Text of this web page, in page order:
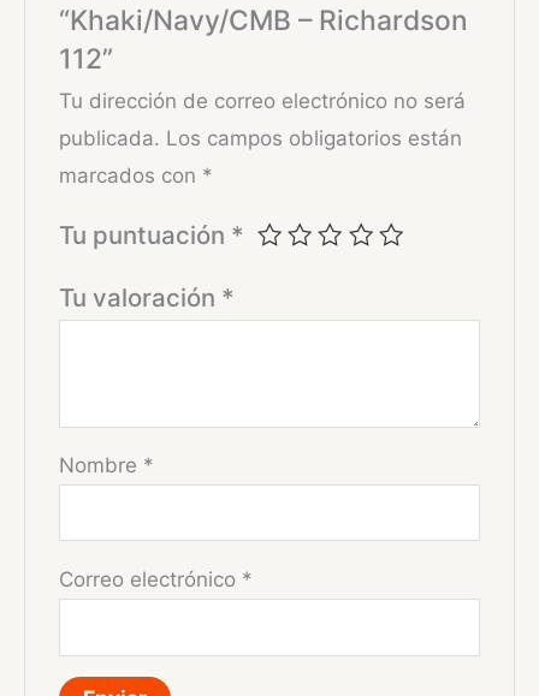
“Khaki/Navy/CMB – Richardson
112”
Tu dirección de correo electrónico no será
publicada. Los campos obligatorios están
marcados con *
Tu puntuación *
Tu valoración *
Nombre *
Correo electrónico *